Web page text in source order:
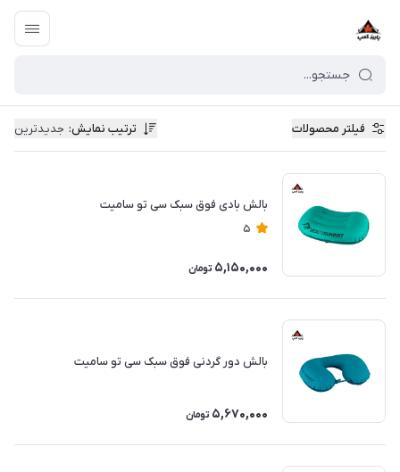
فیلتر محصولات ترتیب نمایش: جدیدترین
بالش بادی فوق سبک سی تو سامیت
5
5,150,000 تومان
بالش دور گردنی فوق سبک سی تو سامیت
5,670,000 تومان